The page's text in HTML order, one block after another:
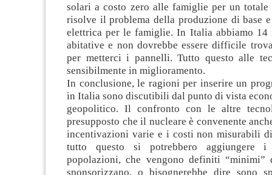
solari a costo zero alle famiglie per un
risolve il problema della produzione di base
elettrica per le famiglie. In Italia abbiamo
abitative e non dovrebbe essere difficile
per metterci i pannelli. Tutto questo alle
sensibilmente in miglioramento.
In conclusione, le ragioni per inserire un
in Italia sono discutibili dal punto di vista
geopolitico. Il confronto con le altre
presupposto che il nucleare è convenente
incentivazioni varie e i costi non misurabili
tutto questo si potrebbero
popolazioni, che vengono definiti
sponsorizzano, o bisognerebbe dire sono